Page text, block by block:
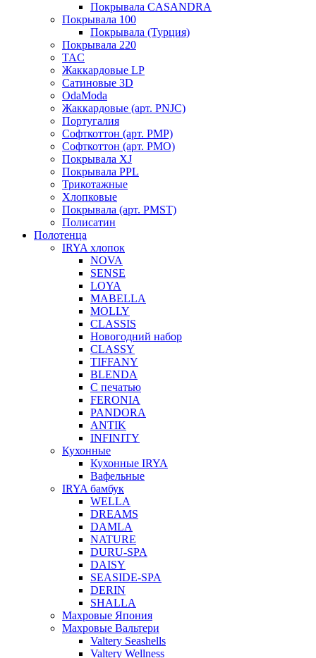
Покрывала CASANDRA
Покрывала 100
Покрывала (Турция)
Покрывала 220
TAC
Жаккардовые LP
Сатиновые 3D
OdaModa
Жаккардовые (арт. PNJC)
Португалия
Софткоттон (арт. PMP)
Софткоттон (арт. PMO)
Покрывала XJ
Покрывала PPL
Трикотажные
Хлопковые
Покрывала (арт. PMST)
Полисатин
Полотенца
IRYA хлопок
NOVA
SENSE
LOYA
MABELLA
MOLLY
CLASSIS
Новогодний набор
CLASSY
TIFFANY
BLENDA
С печатью
FERONIA
PANDORA
ANTIK
INFINITY
Кухонные
Кухонные IRYA
Вафельные
IRYA бамбук
WELLA
DREAMS
DAMLA
NATURE
DURU-SPA
DAISY
SEASIDE-SPA
DERIN
SHALLA
Махровые Япония
Махровые Вальтери
Valtery Seashells
Valtery Wellness